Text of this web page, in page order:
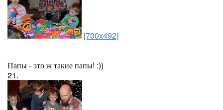
[700x492]
Папы - это ж такие папы! :))
21.